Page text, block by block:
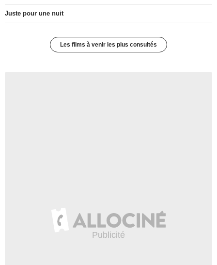
Juste pour une nuit
Les films à venir les plus consultés